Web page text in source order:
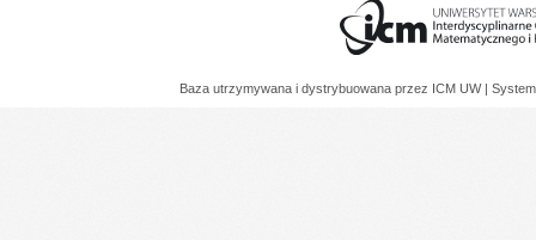
Baza utrzymywana i dystrybuowana przez ICM UW |